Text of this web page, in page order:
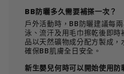
BB防曬多久需要補搽一次？
戶外活動時，BB防曬建議每
泳、流汗及用毛巾擦乾後即
品以天然礦物成分配方製成，
確保BB肌膚全日安全。
新生嬰兒何時可以開始使用防